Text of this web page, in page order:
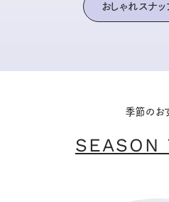
おしゃれスナ
季節のお
SEASON